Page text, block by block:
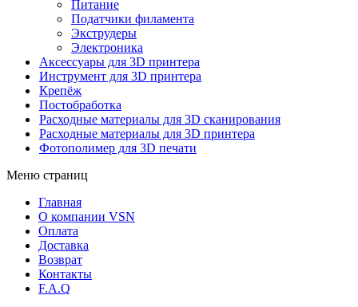
Питание
Податчики филамента
Экструдеры
Электроника
Аксессуары для 3D принтера
Инструмент для 3D принтера
Крепёж
Постобработка
Расходные материалы для 3D сканирования
Расходные материалы для 3D принтера
Фотополимер для 3D печати
Меню страниц
Главная
О компании VSN
Оплата
Доставка
Возврат
Контакты
F.A.Q